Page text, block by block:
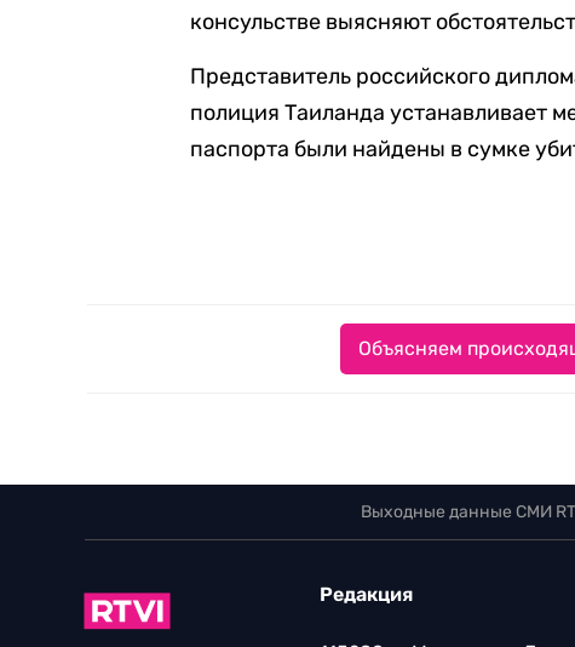
консульстве выясняют
Представитель российского
полиция Таиланда устанавливает
паспорта были найдены в сумке
Объясняем
Выходные данные СМИ
Редакция